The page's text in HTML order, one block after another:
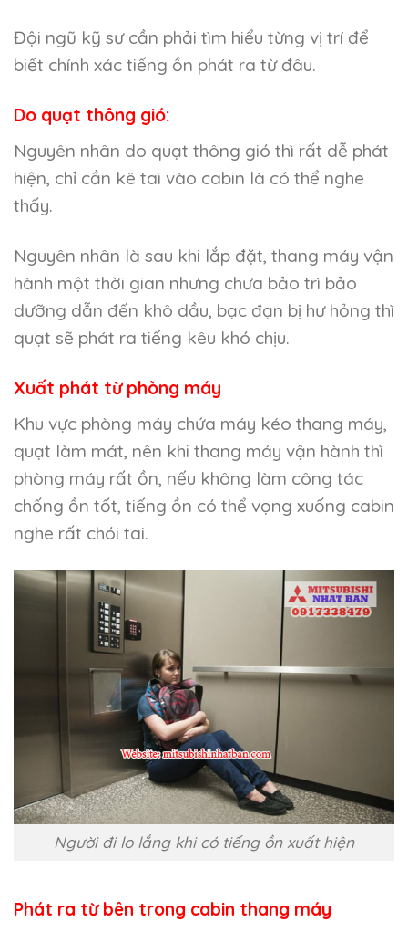
Đội ngũ kỹ sư cần phải tìm hiểu từng vị trí để
biết chính xác tiếng ồn phát ra từ đâu.
Do quạt thông gió:
Nguyên nhân do quạt thông gió thì rất dễ phát
hiện, chỉ cần kê tai vào cabin là có thể nghe
thấy.
Nguyên nhân là sau khi lắp đặt, thang máy vận
hành một thời gian nhưng chưa bảo trì bảo
dưỡng dẫn đến khô dầu, bạc đạn bị hư hỏng thì
quạt sẽ phát ra tiếng kêu khó chịu.
Xuất phát từ phòng máy
Khu vực phòng máy chứa máy kéo thang máy,
quạt làm mát, nên khi thang máy vận hành thì
phòng máy rất ồn, nếu không làm công tác
chống ồn tốt, tiếng ồn có thể vọng xuống cabin
nghe rất chói tai.
Người đi lo lắng khi có tiếng ồn xuất hiện
Phát ra từ bên trong cabin thang máy